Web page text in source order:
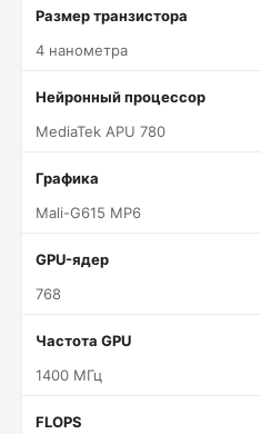
Размер транзистора
4 нанометра
Нейронный процессор
MediaTek APU 780
Графика
Mali-G615 MP6
GPU-ядер
768
Частота GPU
1400 МГц
FLOPS